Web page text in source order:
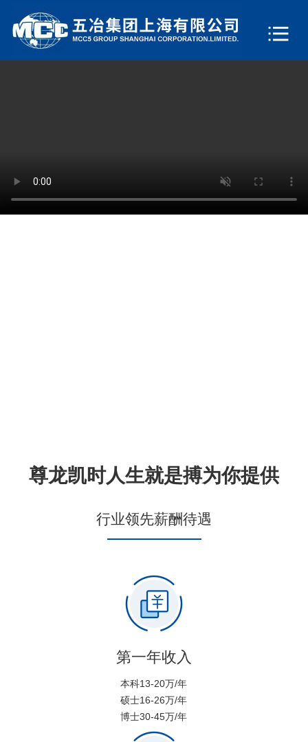
尊龙凯时人生就是搏为你提供
行业领先薪酬待遇
第一年收入
本科13-20万/年
硕士16-26万/年
博士30-45万/年